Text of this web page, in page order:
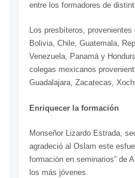
entre los formadores de
Los presbíteros, provenientes
Bolivia, Chile, Guatemala,
Venezuela, Panamá y
colegas mexicanos
Guadalajara, Zacatecas,
Enriquecer la formación
Monseñor Lizardo Estrada,
agradeció al Oslam este
formación en seminarios” de
los más jóvenes.